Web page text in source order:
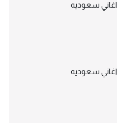
اغاني سعوديه
اغاني سعوديه